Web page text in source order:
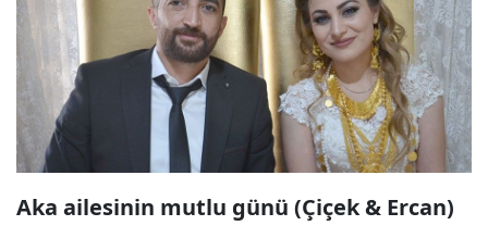
Aka ailesinin mutlu günü (Çiçek & Ercan)